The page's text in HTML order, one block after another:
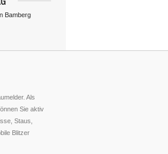
Bamberg
Als
Sie aktiv
Staus,
Blitzer